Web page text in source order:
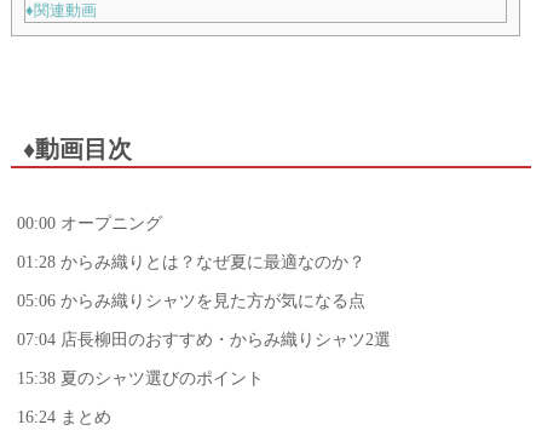
♦関連動画
♦動画目次
00:00 オープニング
01:28 からみ織りとは？なぜ夏に最適なのか？
05:06 からみ織りシャツを見た方が気になる点
07:04 店長柳田のおすすめ・からみ織りシャツ2選
15:38 夏のシャツ選びのポイント
16:24 まとめ